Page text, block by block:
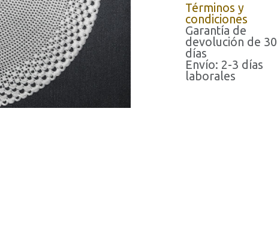
Términos y
condiciones
Garantía de
devolución de 30
días
Envío: 2-3 días
laborales